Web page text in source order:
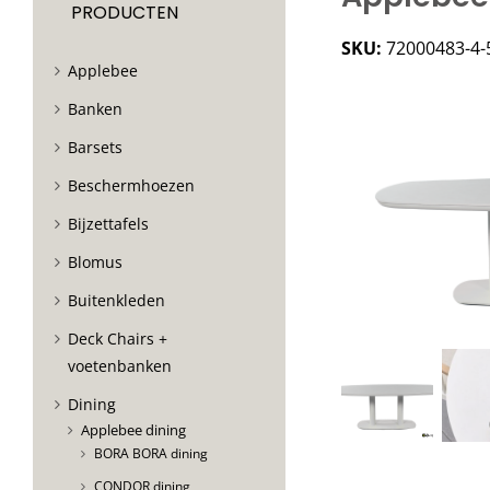
SKU: 72000483-4-
PRODUCTEN
Applebee
Banken
Barsets
Beschermhoezen
Bijzettafels
Blomus
Buitenkleden
Deck Chairs +
voetenbanken
Dining
Applebee dining
BORA BORA dining
CONDOR dining